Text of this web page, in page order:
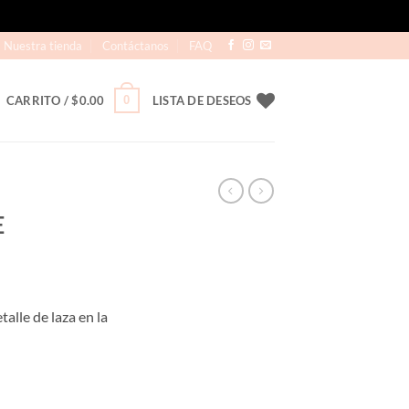
Nuestra tienda Contáctanos FAQ
CARRITO /$0.00 0 LISTA DE DESEOS
de laza en la